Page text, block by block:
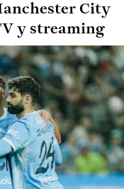
City
y streaming